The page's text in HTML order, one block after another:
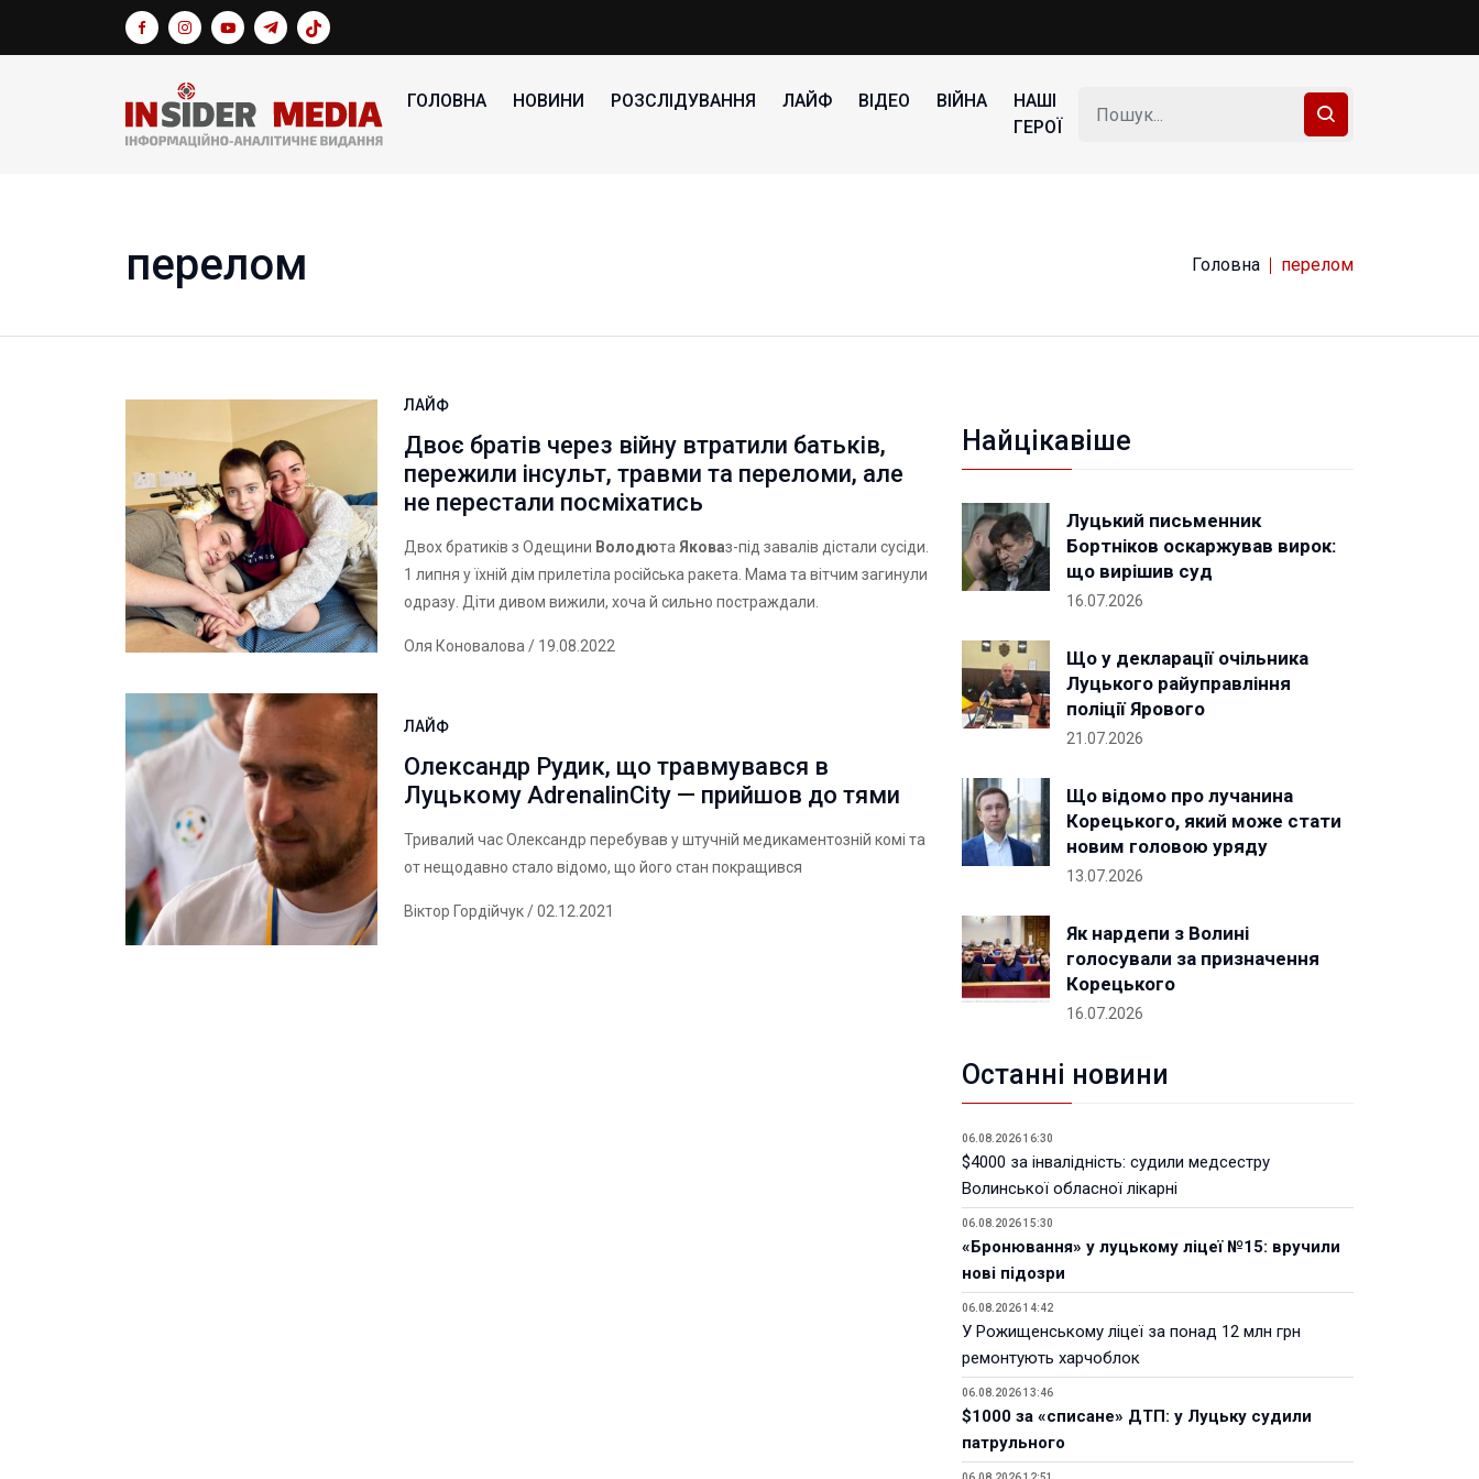
ГОЛОВНА НОВИНИ РОЗСЛІДУВАННЯ ЛАЙФ ВІДЕО ВІЙНА
НАШІ
ГЕРОЇ
перелом Головна перелом
ЛАЙФ
Двоє братів через війну втратили батьків,
пережили інсульт, травми та переломи, але
не перестали посміхатись
Двох братиків з Одещини Володюта Яковаз-під завалів дістали сусіди.
1 липня у їхній дім прилетіла російська ракета. Мама та вітчим загинули
одразу. Діти дивом вижили, хоча й сильно постраждали.
Оля Коновалова / 19.08.2022
ЛАЙФ
Олександр Рудик, що травмувався в
Луцькому AdrenalinCity — прийшов до тями
Тривалий час Олександр перебував у штучній медикаментозній комі та
от нещодавно стало відомо, що його стан покращився
Віктор Гордійчук/ 02.12.2021
Найцікавіше
Луцький письменник
Бортніков оскаржував вирок:
що вирішив суд
16.07.2026
Що у декларації очільника
Луцького райуправління
поліції Ярового
21.07.2026
Що відомо про лучанина
Корецького, який може стати
новим головою уряду
13.07.2026
Як нардепи з Волині
голосували за призначення
Корецького
16.07.2026
Останні новини
06.08.2026 16:30
$4000 за інвалідність: судили медсестру
Волинської обласної лікарні
06.08.2026 15:30
«Бронювання» у луцькому ліцеї №15: вручили
нові підозри
06.08.2026 14:42
У Рожищенському ліцеї за понад 12 млн грн
ремонтують харчоблок
06.08.2026 13:46
$1000 за «списане» ДТП: у Луцьку судили
патрульного